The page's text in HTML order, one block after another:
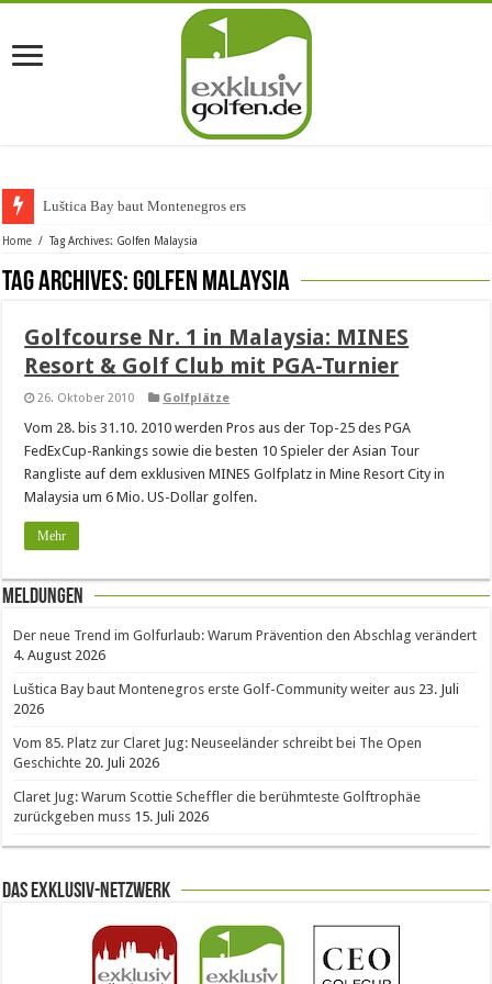
Luštica Bay baut Montenegros erste
Home / Tag Archives: Golfen Malaysia
Tag Archives:Golfen Malaysia
Golfcourse Nr. 1 in Malaysia: MINES
Resort & Golf Club mit PGA-Turnier
26. Oktober 2010 Golfplätze
Vom 28. bis 31.10. 2010 werden Pros aus der Top-25 des PGA
FedExCup-Rankings sowie die besten 10 Spieler der Asian Tour
Rangliste auf dem exklusiven MINES Golfplatz in Mine Resort City in
Malaysia um 6 Mio. US-Dollar golfen.
Mehr
Meldungen
Der neue Trend im Golfurlaub: Warum Prävention den Abschlag verändert
4. August 2026
Luštica Bay baut Montenegros erste Golf-Community weiter aus 23. Juli
2026
Vom 85. Platz zur Claret Jug: Neuseeländer schreibt bei The Open
Geschichte 20. Juli 2026
Claret Jug: Warum Scottie Scheffler die berühmteste Golftrophäe
zurückgeben muss 15. Juli 2026
Das Exklusiv-Netzwerk